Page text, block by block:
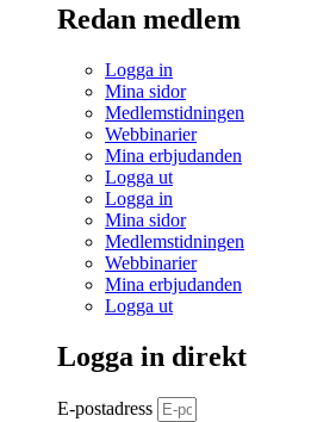
Redan medlem
Logga in
Mina sidor
Medlemstidningen
Webbinarier
Mina erbjudanden
Logga ut
Logga in
Mina sidor
Medlemstidningen
Webbinarier
Mina erbjudanden
Logga ut
Logga in direkt
E-postadress